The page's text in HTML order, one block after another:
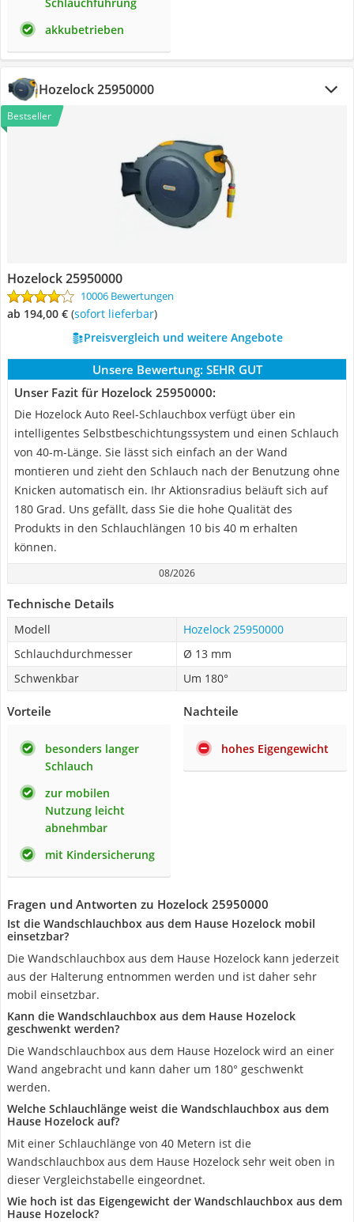
akkubetrieben
Hozelock 25950000
Bestseller
Hozelock 25950000
10006 Bewertungen
ab 194,00 € ( Sofort lieferbar)
Preisvergleich und weitere Angebote
Unsere Bewertung: SEHR GUT
Unser Fazit für Hozelock 25950000:
Die Hozelock Auto Reel-Schlauchbox verfügt über ein
intelligentes Selbstbeschichtungssystem und einen Schlauch
von 40-m-Länge. Sie lässt sich einfach an der Wand
montieren und zieht den Schlauch nach der Benutzung ohne
Knicken automatisch ein. Ihr Aktionsradius beläuft sich auf
180 Grad. Uns gefällt, dass Sie die hohe Qualität des
Produkts in den Schlauchlängen 10 bis 40 m erhalten
können.
08/2026
Technische Details
Modell
Hozelock 25950000
Schlauchdurchmesser
Ø 13 mm
Schwenkbar
Um 180°
Vorteile
besonders langer
Schlauch
zur mobilen
Nutzung leicht
abnehmbar
mit Kindersicherung
Nachteile
hohes Eigengewicht
Fragen und Antworten zu Hozelock 25950000
Ist die Wandschlauchbox aus dem Hause Hozelock mobil
einsetzbar?
Die Wandschlauchbox aus dem Hause Hozelock kann jederzeit
aus der Halterung entnommen werden und ist daher sehr
mobil einsetzbar.
Kann die Wandschlauchbox aus dem Hause Hozelock
geschwenkt werden?
Die Wandschlauchbox aus dem Hause Hozelock wird an einer
Wand angebracht und kann daher um 180° geschwenkt
werden.
Welche Schlauchlänge weist die Wandschlauchbox aus dem
Hause Hozelock auf?
Mit einer Schlauchlänge von 40 Metern ist die
Wandschlauchbox aus dem Hause Hozelock sehr weit oben in
dieser Vergleichstabelle eingeordnet.
Wie hoch ist das Eigengewicht der Wandschlauchbox aus dem
Hause Hozelock?